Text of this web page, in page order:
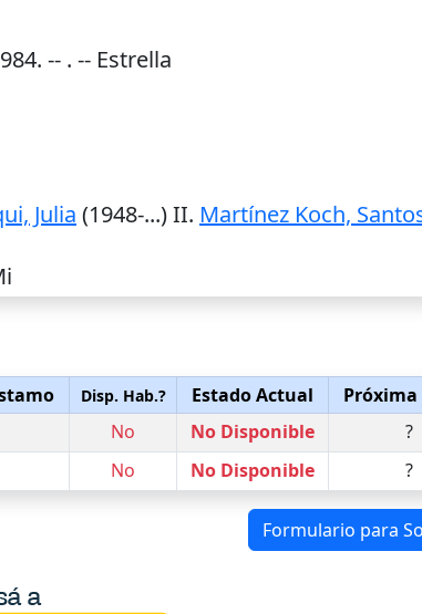
. -- . -- Estrella
Julia (1948-...) II. Martínez Koch,
Disp. Hab.? Estado Actual
Próxima
No No Disponible
?
No No Disponible ?
Formulario para